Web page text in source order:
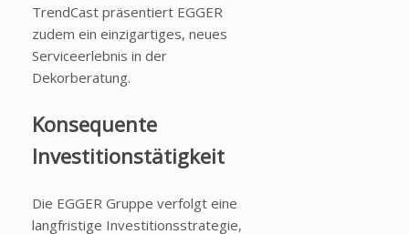
TrendCast präsentiert EGGER
zudem ein einzigartiges, neues
Serviceerlebnis in der
Dekorberatung.
Konsequente
Investitionstätigkeit
Die EGGER Gruppe verfolgt eine
langfristige Investitionsstrategie,